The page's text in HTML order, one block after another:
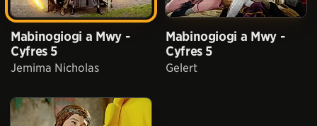
Mabinogiogi a Mwy -
Cyfres 5
Jemima Nicholas
Mabinogiogi a Mwy -
Cyfres 5
Gelert